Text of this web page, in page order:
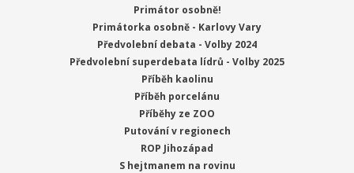
Primátor osobně!
Primátorka osobně - Karlovy Vary
Předvolební debata - Volby 2024
Předvolební superdebata lídrů - Volby 2025
Příběh kaolinu
Příběh porcelánu
Příběhy ze ZOO
Putování v regionech
ROP Jihozápad
S hejtmanem na rovinu